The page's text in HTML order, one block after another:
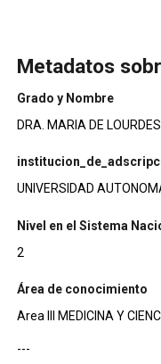
Metadatos
Grado y Nombre
DRA. MARIA DE
UNIVERSIDAD
Nivel en el Sistema
2
Área de conocimiento
Area III MEDICINA Y
---